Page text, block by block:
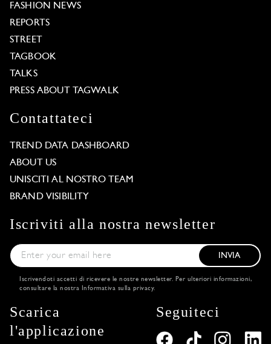
FASHION NEWS
REPORTS
STREET
TAGBOOK
TALKS
PRESS ABOUT TAGWALK
Contattateci
TREND DATA DASHBOARD
ABOUT US
UNISCITI AL NOSTRO TEAM
BRAND VISIBILITY
Iscriviti alla nostra newsletter
INVIA
Iscrivendoti accetti di ricevere le nostre newsletter. Per ulteriori informazioni,
consultare la nostra
Informativa sulla privacy.
Scarica
l'applicazione
Seguiteci